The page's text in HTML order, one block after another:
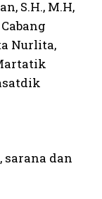
S.H., M.H,
Nurlita,
sarana dan